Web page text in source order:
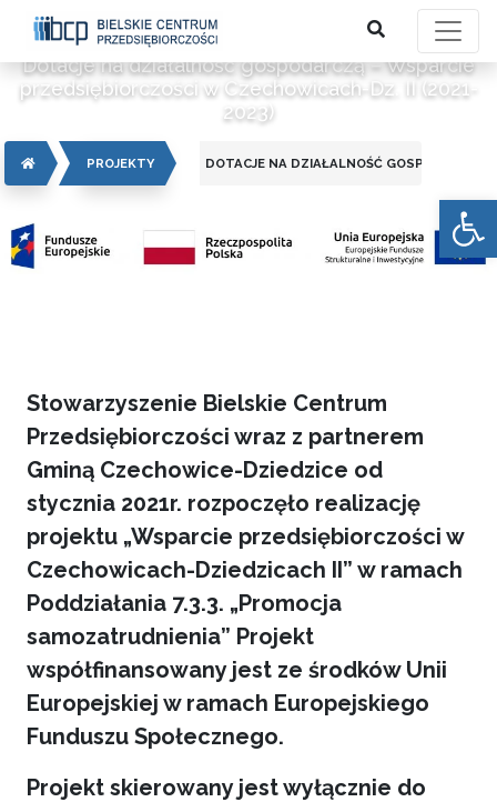
Dotacje na działalność gospodarczą – Wsparcie
przedsiębiorczości w Czechowicach-Dz. II (2021-
2023)
STRONA GŁÓWNA
PROJEKTY DOTACJE NA DZIAŁALNOŚĆ GOSPODARCZĄ
Stowarzyszenie Bielskie Centrum
Przedsiębiorczości wraz z partnerem
Gminą Czechowice-Dziedzice od
stycznia 2021r. rozpoczęło realizację
projektu „Wsparcie przedsiębiorczości w
Czechowicach-Dziedzicach II” w ramach
Poddziałania 7.3.3. „Promocja
samozatrudnienia” Projekt
współfinansowany jest ze środków Unii
Europejskiej w ramach Europejskiego
Funduszu Społecznego.
Projekt skierowany jest wyłącznie do